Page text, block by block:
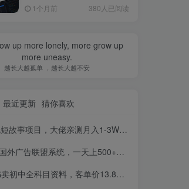
己的软件
1个月前 380人已阅读
up more lonely, more grow up
more uneasy.
越长大越孤单 ，越长大越不安
最近更新 猜你喜欢
大佬亲测月入1-3W，零基础教你用AI批量产出优质短故事，实现一稿多吃多渠道变现
联盟系统，一天上500+广告，让你的投放更加高效简单！
中全科目资料，客单价13.8，279天卖了20w